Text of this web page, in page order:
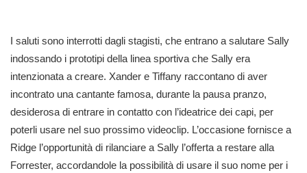
I saluti sono interrotti dagli stagisti, che entrano a salutare Sally
indossando i prototipi della linea sportiva che Sally era
intenzionata a creare. Xander e Tiffany raccontano di aver
incontrato una cantante famosa, durante la pausa pranzo,
desiderosa di entrare in contatto con l’ideatrice dei capi, per
poterli usare nel suo prossimo videoclip. L’occasione fornisce a
Ridge l’opportunità di rilanciare a Sally l’offerta a restare alla
Forrester, accordandole la possibilità di usare il suo nome per i